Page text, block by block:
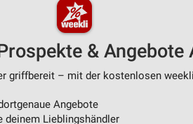
& Angebote
griffbereit – mit der kostenlosen
Angebote
deinem Lieblingshändler